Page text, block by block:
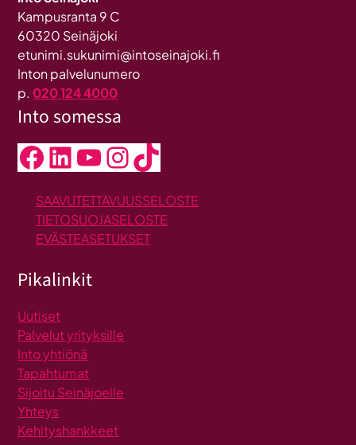
Kampusranta 9 C
60320 Seinäjoki
etunimi.sukunimi@intoseinajoki.fi
Inton palvelunumero
p. 020 124 4000
Into somessa
Facebook LinkedIn YouTube InstagramTikTok
SAAVUTETTAVUUSSELOSTE
TIETOSUOJASELOSTE
EVÄSTEASETUKSET
Pikalinkit
Uutiset
Palvelut yrityksille
Into yhtiönä
Tapahtumat
Sijoitu Seinäjoelle
Yhteys
Kehityshankkeet